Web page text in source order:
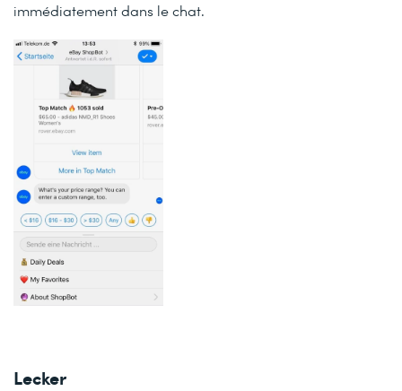
immédiatement dans le chat.
Lecker